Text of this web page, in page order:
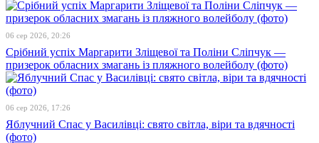
06 сер 2026, 20:26
Срібний успіх Маргарити Зліщевої та Поліни Сліпчук —
призерок обласних змагань із пляжного волейболу (фото)
06 сер 2026, 17:26
Яблучний Спас у Василівці: свято світла, віри та вдячності
(фото)